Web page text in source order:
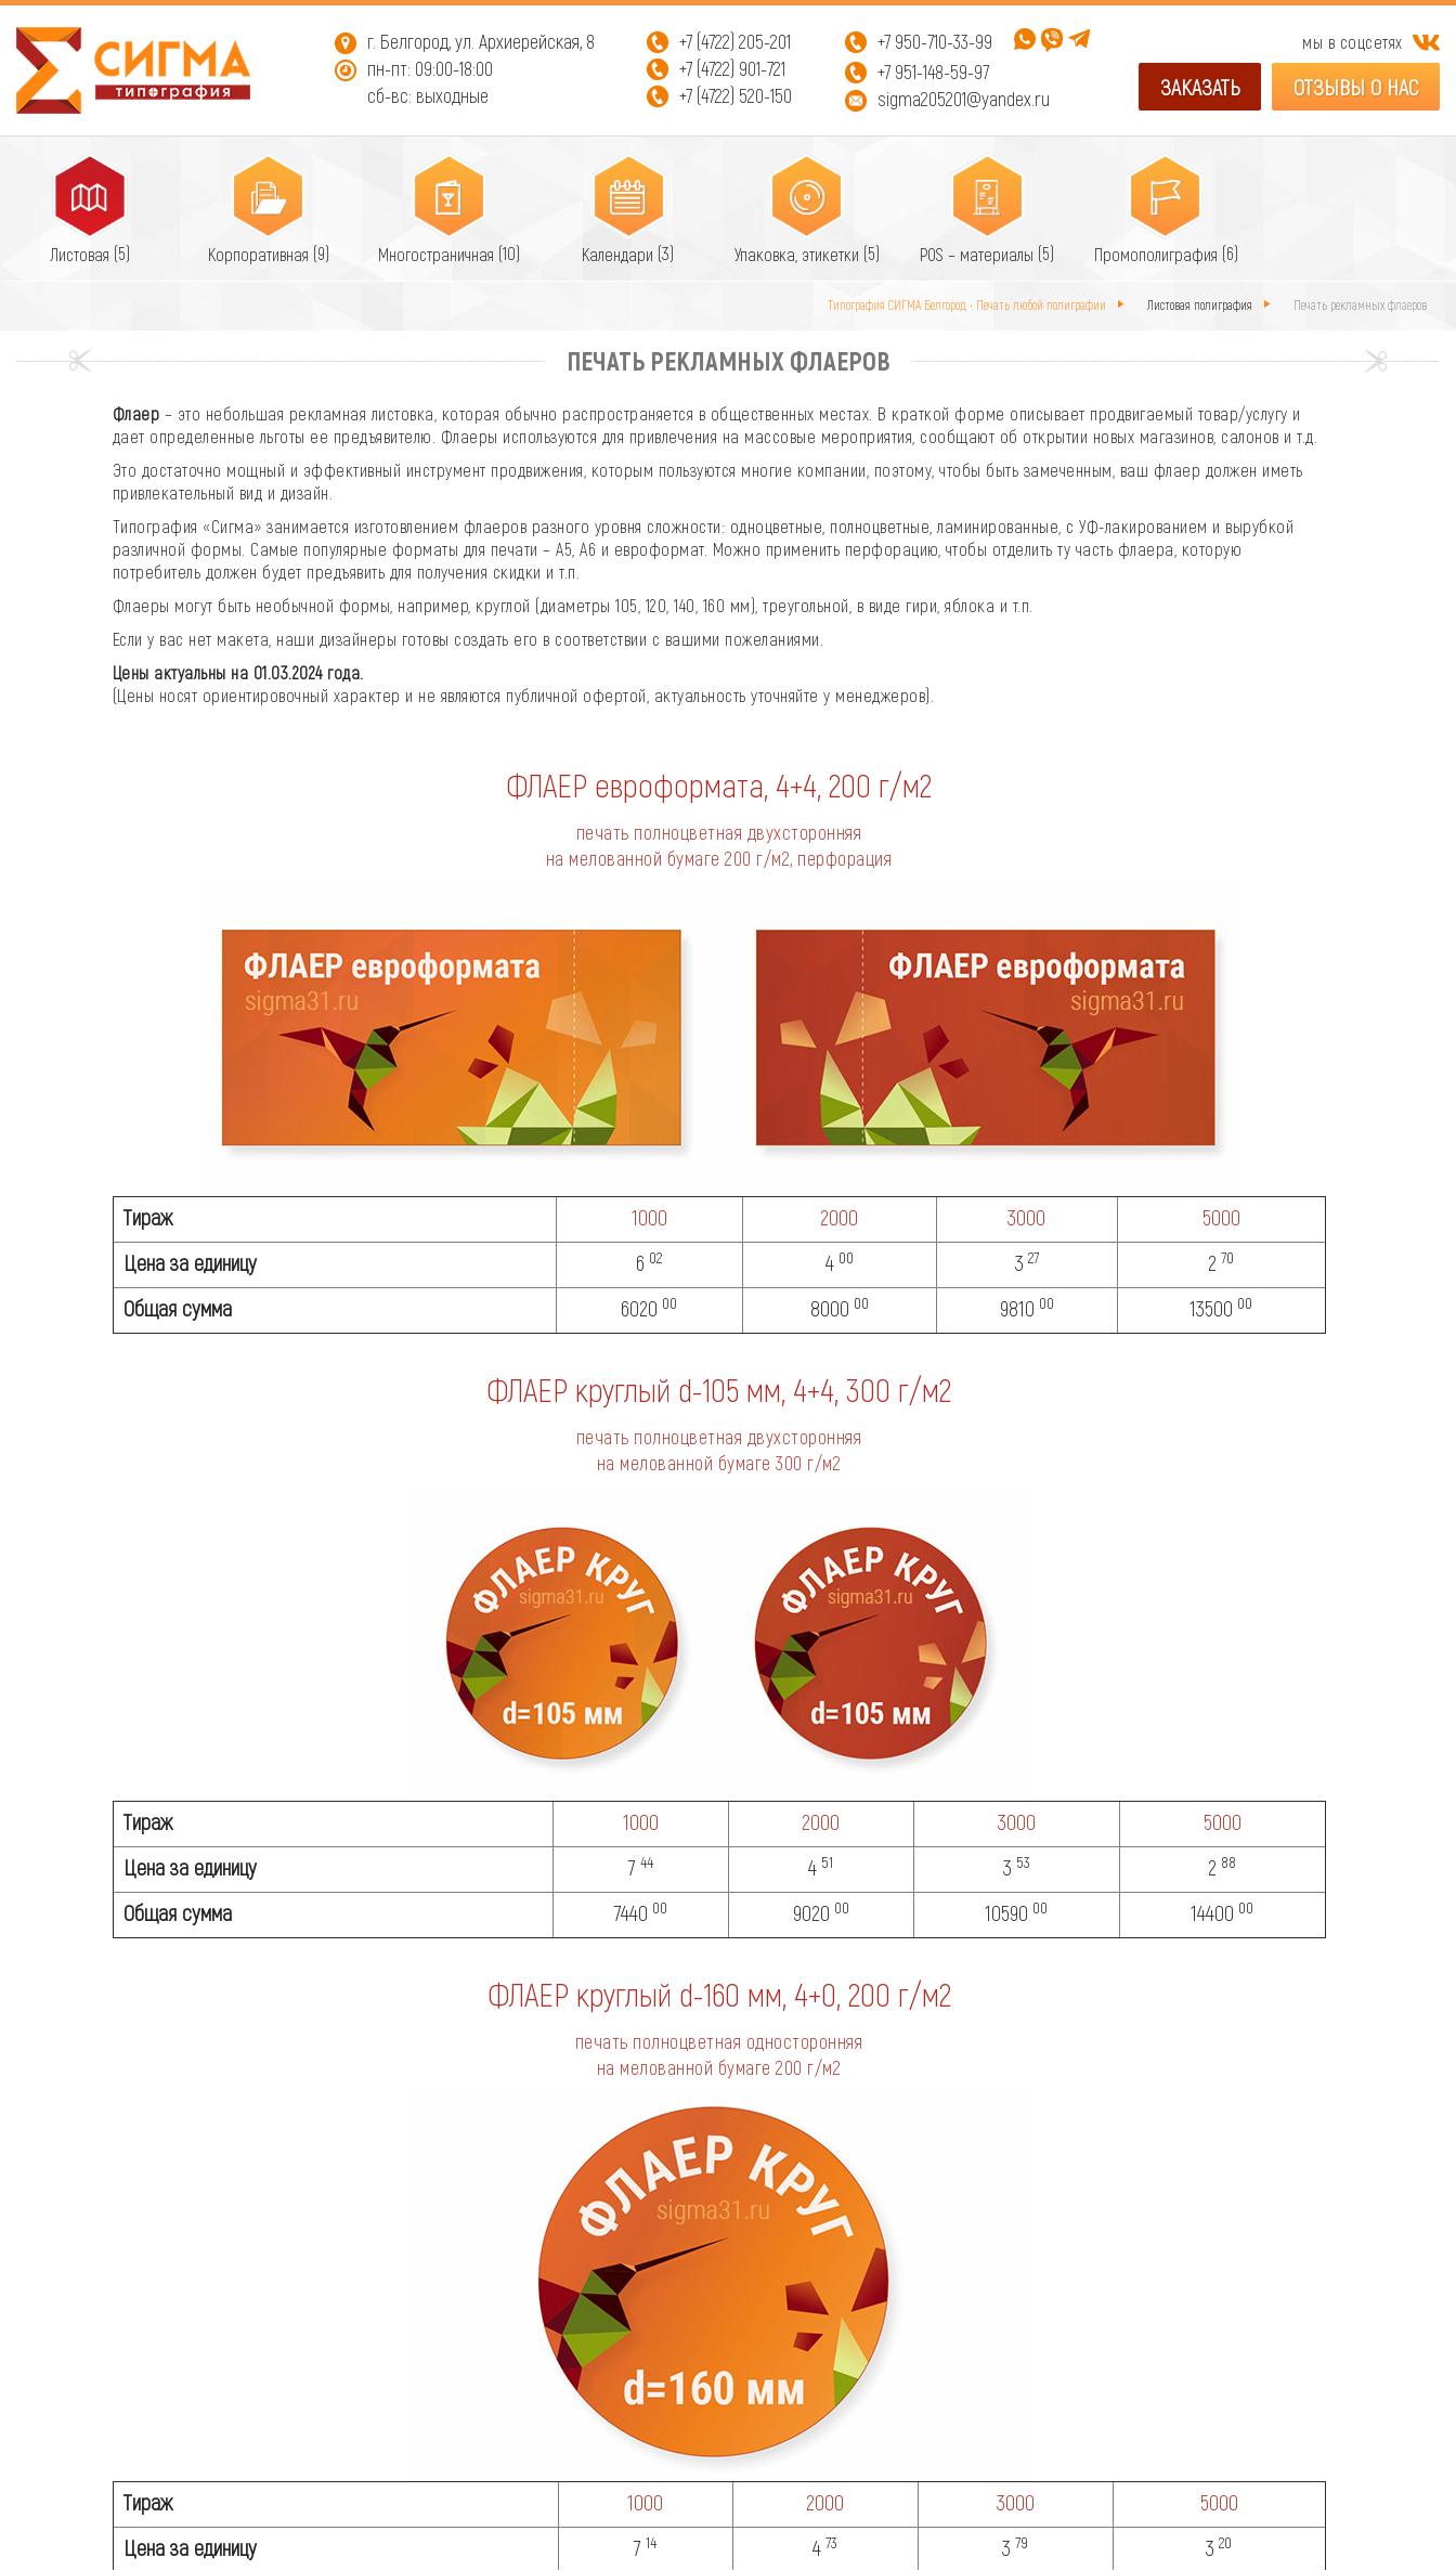
г. Белгород, ул. Архиерейская, 8
пн-пт: 09:00-18:00
сб-вс: выходные
+7 (4722) 205-201
+7 (4722) 901-721
+7 (4722) 520-150
+7 950-710-33-99
+7 951-148-59-97
sigma205201@yandex.ru
мы в соцсетях
ЗАКАЗАТЬ ОТЗЫВЫ О НАС
Листовая (5) Корпоративная (9) Многостраничная (10) Календари (3) Упаковка, этикетки (5) POS – материалы (5) Промополиграфия (6)
Типография СИГМА Белгород • Печать любой полиграфии Листовая полиграфия Печать рекламных флаеров
ПЕЧАТЬ РЕКЛАМНЫХ ФЛАЕРОВ
Флаер – это небольшая рекламная листовка, которая обычно распространяется в общественных местах. В краткой форме описывает продвигаемый товар/услугу и
дает определенные льготы ее предъявителю. Флаеры используются для привлечения на массовые мероприятия, сообщают об открытии новых магазинов, салонов и т.д.
Это достаточно мощный и эффективный инструмент продвижения, которым пользуются многие компании, поэтому, чтобы быть замеченным, ваш флаер должен иметь
привлекательный вид и дизайн.
Типография «Сигма» занимается изготовлением флаеров разного уровня сложности: одноцветные, полноцветные, ламинированные, с УФ-лакированием и вырубкой
различной формы. Самые популярные форматы для печати – A5, А6 и евроформат. Можно применить перфорацию, чтобы отделить ту часть флаера, которую
потребитель должен будет предъявить для получения скидки и т.п.
Флаеры могут быть необычной формы, например, круглой (диаметры 105, 120, 140, 160 мм), треугольной, в виде гири, яблока и т.п.
Если у вас нет макета, наши дизайнеры готовы создать его в соответствии с вашими пожеланиями.
Цены актуальны на 01.03.2024 года.
(Цены носят ориентировочный характер и не являются публичной офертой, актуальность уточняйте у менеджеров).
ФЛАЕР евроформата, 4+4, 200 г/м2
печать полноцветная двухсторонняя
на мелованной бумаге200 г/м2, перфорация
Тираж 1000 2000 3000
5000
Цена за единицу
6 02 4 00 3 27 2 70
Общая сумма 6020 00 8000 00 9810 00 13500 00
ФЛАЕР круглый d-105 мм, 4+4, 300 г/м2
печать полноцветная двухсторонняя
на мелованной бумаге300 г/м2
Тираж 1000 2000 3000
5000
Цена за единицу
7 44 4 51 3 53 2 88
Общая сумма 7440 00 9020 00 10590 00 14400 00
ФЛАЕР круглый d-160 мм, 4+0, 200 г/м2
печать полноцветная односторонняя
на мелованной бумаге200 г/м2
Тираж 1000 2000 3000
5000
Цена за единицу
7 14 4 73 3 79 3 20